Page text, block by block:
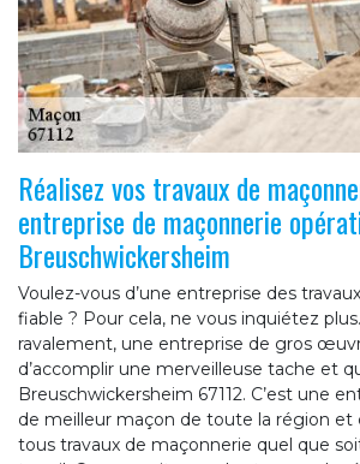
Réalisez vos travaux de
entreprise de maçonnerie
Breuschwickersheim
Voulez-vous d’une entreprise des
fiable ? Pour cela, ne vous inquiétez
ravalement, une entreprise de gros
d’accomplir une merveilleuse tache et
Breuschwickersheim 67112. C’est une
de meilleur maçon de toute la région et
tous travaux de maçonnerie quel que